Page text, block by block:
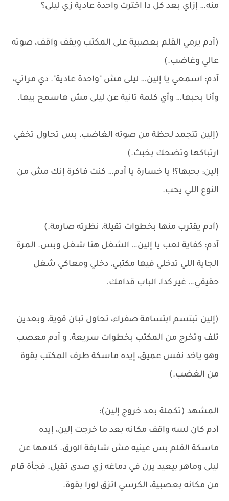
منه… إزاي بعد كل دا اخترت واحدة عادية زي ليلى؟
(آدم يرمي القلم بعصبية على المكتب ويقف واقف، صوته
عالي وغاضب.)
آدم: اسمعي يا إلين… ليلى مش "واحدة عادية". دي مراتي،
وأنا بحبها… وأي كلمة تانية عن ليلى مش هاسمح بيها.
(إلين تتجمد لحظة من صوته الغاضب، بس تحاول تخفي
ارتباكها وتضحك بخبث.)
إلين: بحبها؟! يا خسارة يا آدم… كنت فاكرة إنك مش من
النوع اللي يحب.
(آدم يقترب منها بخطوات تقيلة، نظرته صارمة.)
آدم: كفاية لعب يا إلين… الشغل هنا شغل وبس. المرة
الجاية اللي تدخلي فيها مكتبي، دخلي ومعاكي شغل
حقيقي… غير كدا، الباب قدامك.
(إلين تبتسم ابتسامة صفراء، تحاول تبان قوية، وبعدين
تلف وتخرج من المكتب بخطوات سريعة. و آدم معصب
وهو ياخد نفس عميق، إيده ماسكة طرف المكتب بقوة
من الغضب.)
المشهد (تكملة بعد خروج إلين):
آدم كان لسه واقف مكانه بعد ما خرجت إلين، إيده
ماسكة القلم بس عينيه مش شايفة الورق. كلامها عن
ليلى وماهر بيعيد يرن في دماغه زي صدى تقيل. فجأة قام
من مكانه بعصبية، الكرسي اتزق لورا بقوة.